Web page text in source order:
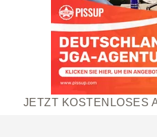
JETZT KOSTENLOSES